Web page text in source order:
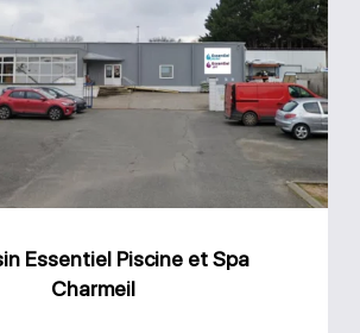
Piscine
et
Spa
Charmeil
Essentiel Piscine et Spa
Charmeil